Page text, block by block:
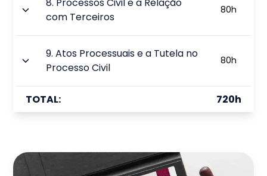
com Terceiros
80h
9.Atos Processuais e a Tutela no
Processo Civil
80h
TOTAL: 720h